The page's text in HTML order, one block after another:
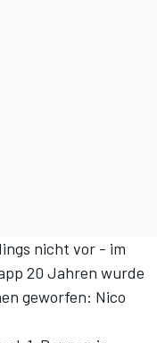
nicht vor - im
20 Jahren wurde
geworfen: Nico